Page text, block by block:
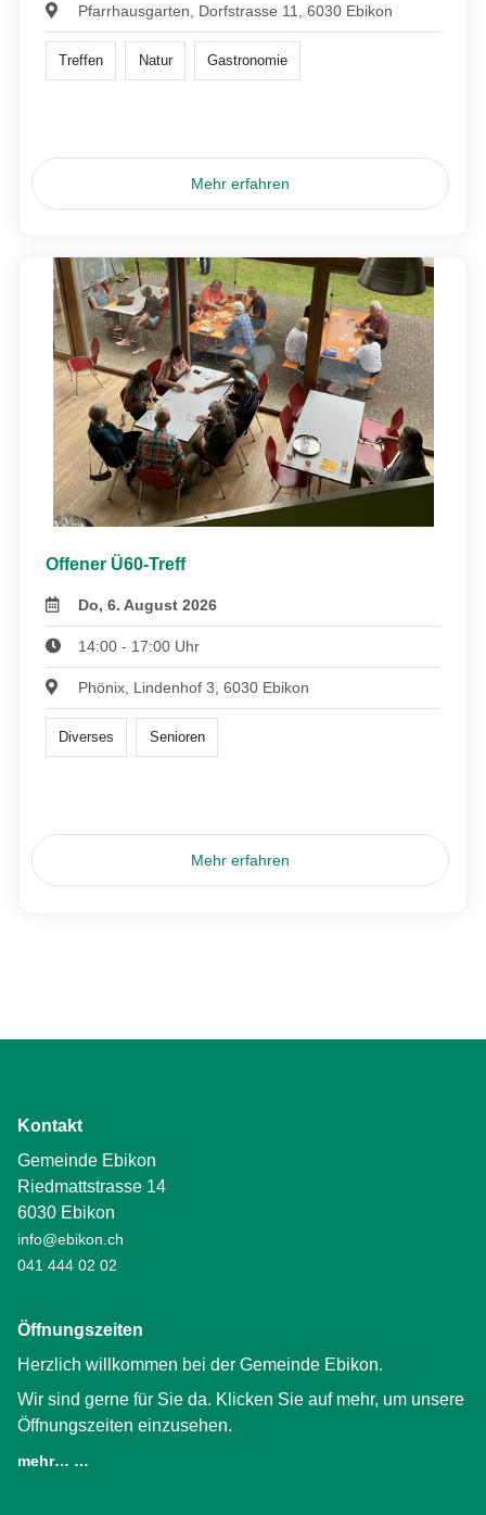
Pfarrhausgarten, Dorfstrasse 11, 6030 Ebikon
Treffen Natur Gastronomie
Mehr erfahren
Offener Ü60-Treff
Do, 6. August 2026
14:00 - 17:00 Uhr
Phönix, Lindenhof 3, 6030 Ebikon
Diverses Senioren
Mehr erfahren
Kontakt
Gemeinde Ebikon
Riedmattstrasse 14
6030 Ebikon
info@ebikon.ch
041 444 02 02
Öffnungszeiten
Herzlich willkommen bei der Gemeinde Ebikon.
Wir sind gerne für Sie da. Klicken Sie auf mehr, um unsere
Öffnungszeiten einzusehen.
mehr… …